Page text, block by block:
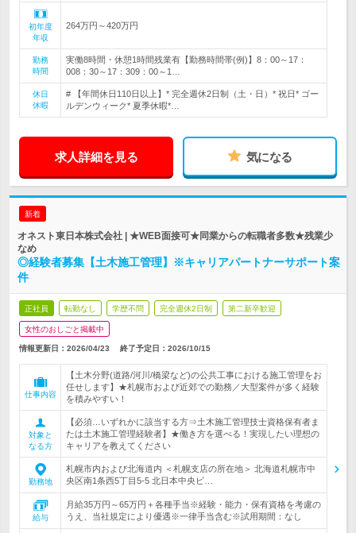
初年度
年収
264万円～420万円
勤務
時間
実働8時間・休憩1時間残業有【勤務時間帯(例)】8：00～17：
008：30～17：309：00～1…
休日
休暇
# 【年間休日110日以上】* 完全週休2日制（土・日）* 祝日* ゴー
ルデンウィーク* 夏季休暇*…
求人詳細を見る 気になる
新着
オネスト東日本株式会社 | ★WEB面接可★同業からの転職者多数★残業少
なめ
◎経験者募集【土木施工管理】※キャリアパートナーサポート案
件
正社員 転勤なし 学歴不問 完全週休2日制 第二新卒歓迎
女性のおしごと掲載中
情報更新日：2026/04/23 終了予定日： 2026/10/15
仕事内容
【土木分野(道路/河川/橋梁など)の公共工事における施工管理をお
任せします】★札幌市および近郊での勤務／大型案件が多く経験
を積みやすい！
対象と
なる方
【必須…いずれかに該当する方⇒土木施工管理技士資格保有者ま
たは土木施工管理経験者】★働き方を選べる！実現したい理想の
キャリアを教えてください
勤務地
札幌市内および北海道内 ＜札幌支店の所在地＞ 北海道札幌市中
央区南1条西5丁目5-5 北日本中央ビ…
給与
月給35万円～65万円＋各種手当※経験・能力・保有資格を考慮の
うえ、当社規定により優遇※一律手当含む※試用期間：なし